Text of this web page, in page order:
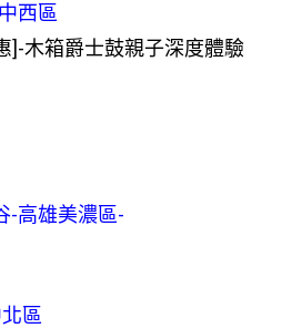
西區
]-木箱爵士鼓親子深度體驗
-高雄美濃區-
區